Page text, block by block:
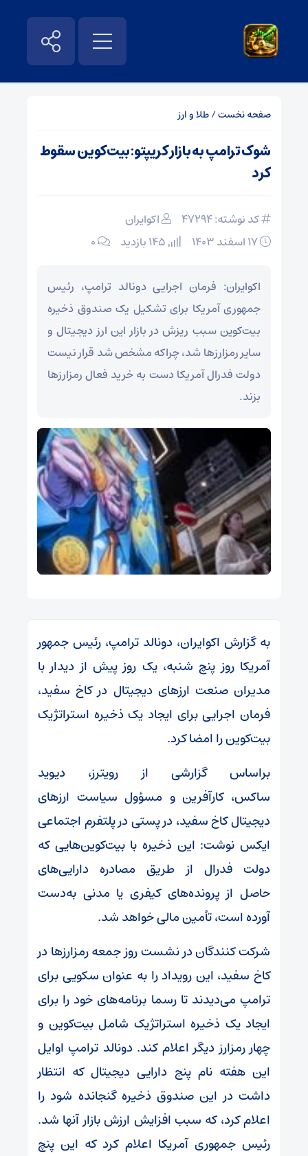
صفحه نخست/طلا و ارز
شوک ترامپ به بازار کریپتو: بیت‌کوین سقوط
کرد
کد نوشته: 47294
اکوایران
۰
اکوایران: فرمان اجرایی دونالد ترامپ، رئیس
جمهوری آمریکا برای تشکیل یک صندوق ذخیره
بیت‌کوین سبب ریزش در بازار این ارز دیجیتال و
سایر رمزارزها شد، چراکه مشخص شد قرار نیست
دولت فدرال آمریکا دست به خرید فعال رمزارزها
بزند.
به گزارش اکوایران، دونالد ترامپ، رئیس جمهور
آمریکا روز پنچ شنبه، یک روز پیش از دیدار با
مدیران صنعت ارزهای دیجیتال در کاخ سفید،
فرمان اجرایی برای ایجاد یک ذخیره استراتژیک
بیت‌کوین را امضا کرد.
براساس گزارشی از رویترز، دیوید
ساکس، کارآفرین و مسؤول سیاست‌ ارزهای
دیجیتال کاخ سفید، در پستی در پلتفرم اجتماعی
ایکس نوشت: این ذخیره با بیت‌کوین‌هایی که
دولت فدرال از طریق مصادره دارایی‌های
حاصل از پرونده‌های کیفری یا مدنی به‌دست
آورده است، تأمین مالی خواهد شد.
شرکت کنندگان در نشست روز جمعه رمزارزها در
کاخ سفید، این رویداد را به عنوان سکویی برای
ترامپ می‌دیدند تا رسما برنامه‌های خود را برای
ایجاد یک ذخیره استراتژیک شامل بیت‌کوین و
چهار رمزارز دیگر اعلام کند. دونالد ترامپ اوایل
این هفته نام پنج دارایی دیجیتال که انتظار
داشت در این صندوق ذخیره گنجانده شود را
اعلام کرد، که سبب افزایش ارزش بازار آنها شد.
رئیس جمهوری آمریکا اعلام کرد که این پنچ